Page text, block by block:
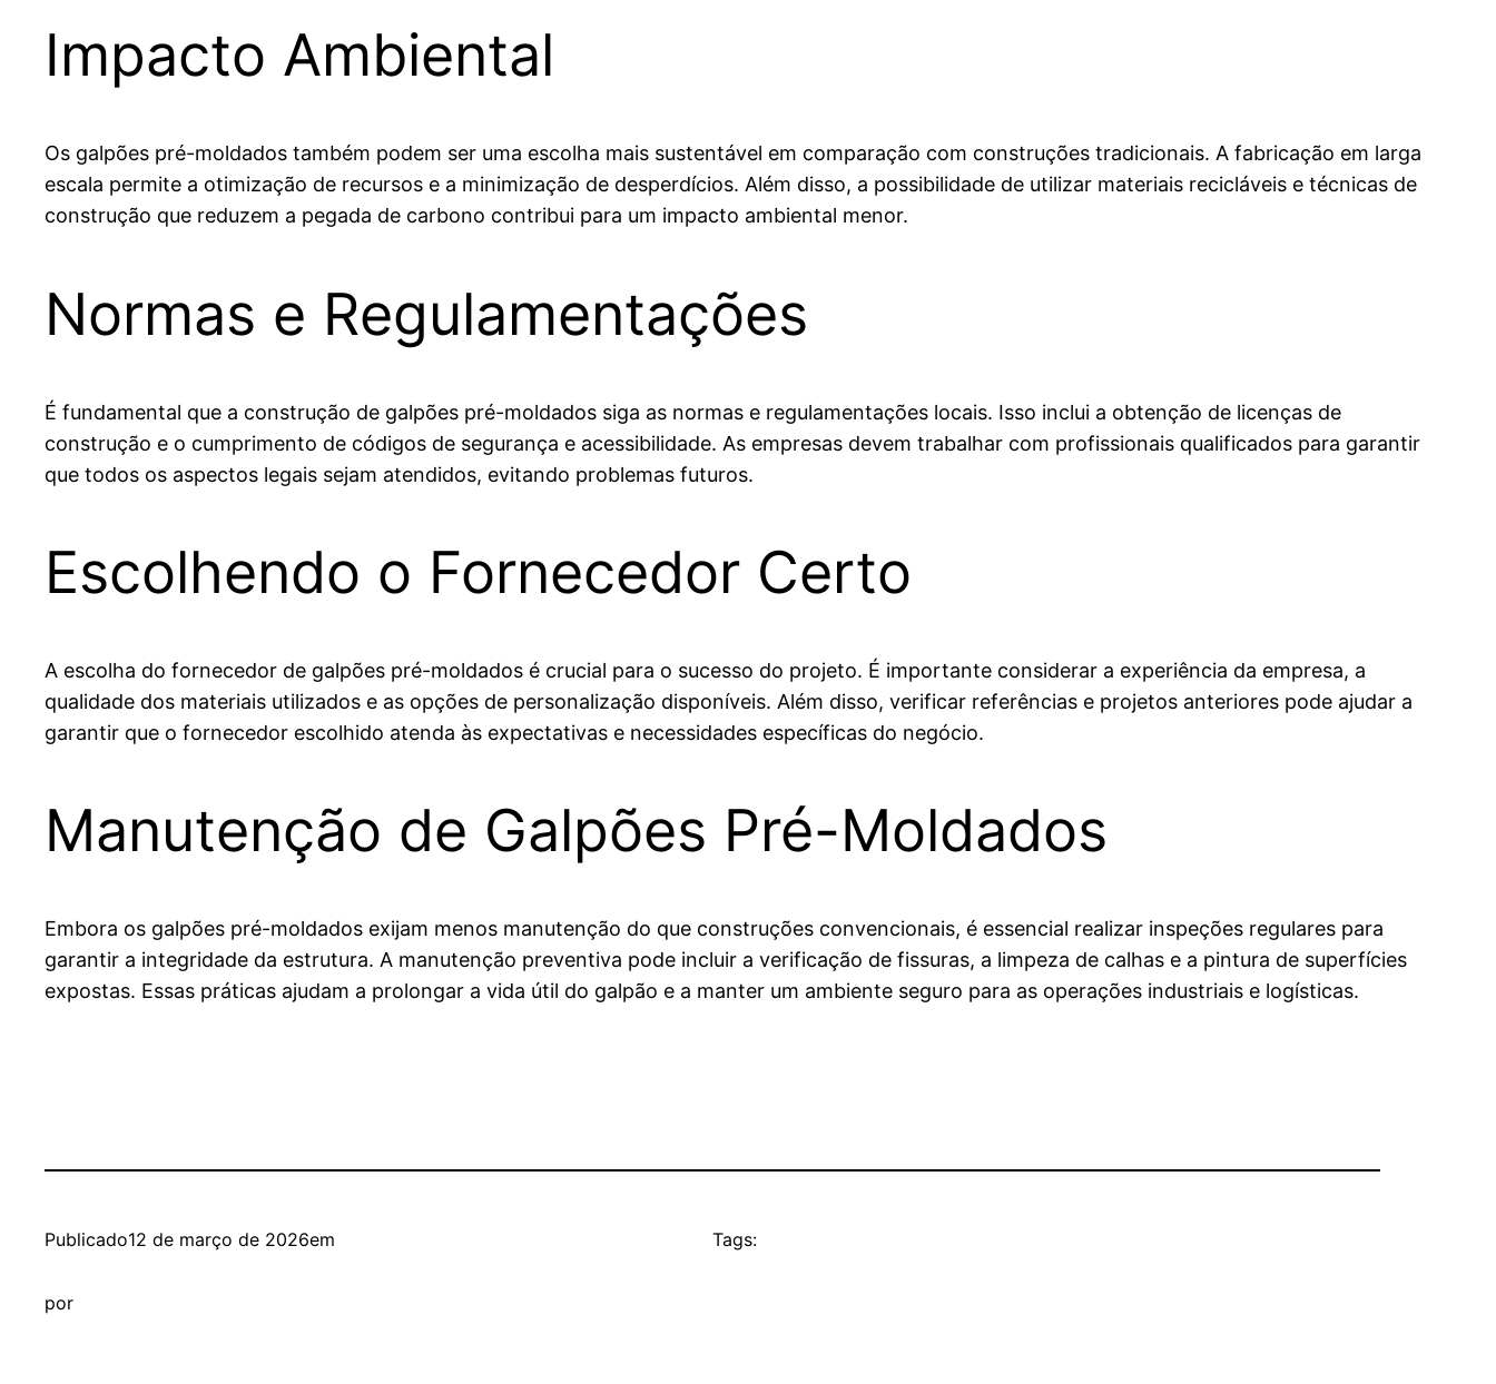
Impacto Ambiental
Os galpões pré-moldados também podem ser uma escolha mais sustentável em comparação com construções tradicionais. A fabricação em larga
escala permite a otimização de recursos e a minimização de desperdícios. Além disso, a possibilidade de utilizar materiais recicláveis e técnicas de
construção que reduzem a pegada de carbono contribui para um impacto ambiental menor.
Normas e Regulamentações
É fundamental que a construção de galpões pré-moldados siga as normas e regulamentações locais. Isso inclui a obtenção de licenças de
construção e o cumprimento de códigos de segurança e acessibilidade. As empresas devem trabalhar com profissionais qualificados para garantir
que todos os aspectos legais sejam atendidos, evitando problemas futuros.
Escolhendo o Fornecedor Certo
A escolha do fornecedor de galpões pré-moldados é crucial para o sucesso do projeto. É importante considerar a experiência da empresa, a
qualidade dos materiais utilizados e as opções de personalização disponíveis. Além disso, verificar referências e projetos anteriores pode ajudar a
garantir que o fornecedor escolhido atenda às expectativas e necessidades específicas do negócio.
Manutenção de Galpões Pré-Moldados
Embora os galpões pré-moldados exijam menos manutenção do que construções convencionais, é essencial realizar inspeções regulares para
garantir a integridade da estrutura. A manutenção preventiva pode incluir a verificação de fissuras, a limpeza de calhas e a pintura de superfícies
expostas. Essas práticas ajudam a prolongar a vida útil do galpão e a manter um ambiente seguro para as operações industriais e logísticas.
Publicado12 de março de 2026em
por
Tags: